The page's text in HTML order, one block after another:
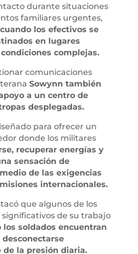
durante situaciones
familiares urgentes,
los efectivos se
en lugares
complejas.
comunicaciones
Sowynn también
a un centro de
desplegadas.
para ofrecer un
donde los militares
recuperar energías y
sensación de
de las exigencias
internacionales.
que algunos de los
de su trabajo
los soldados encuentran
la presión diaria.